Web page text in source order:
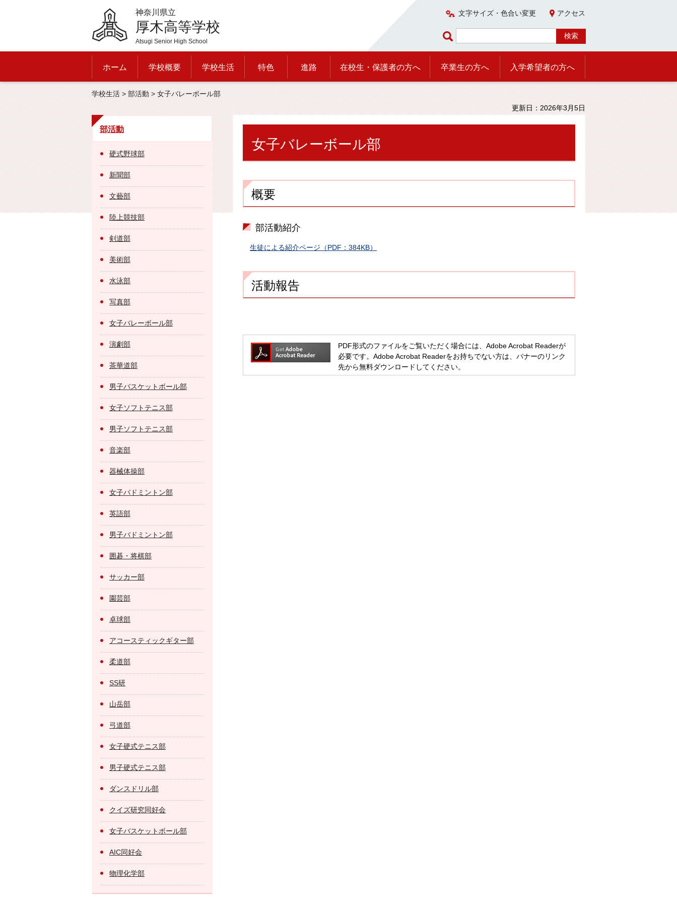
神奈川県立
厚木高等学校
Atsugi Senior High School
文字サイズ・色合い変更 アクセス
ホーム 学校概要 学校生活 特色 進路 在校生・保護者の方へ 卒業生の方へ 入学希望者の方へ
学校生活>部活動> 女子バレーボール部
更新日：2026年3月5日
部活動
硬式野球部
新聞部
文藝部
陸上競技部
剣道部
美術部
水泳部
写真部
女子バレーボール部
演劇部
茶華道部
男子バスケットボール部
女子ソフトテニス部
男子ソフトテニス部
音楽部
器械体操部
女子バドミントン部
英語部
男子バドミントン部
囲碁・将棋部
サッカー部
園芸部
卓球部
アコースティックギター部
柔道部
SS研
山岳部
弓道部
女子硬式テニス部
男子硬式テニス部
ダンスドリル部
クイズ研究同好会
女子バスケットボール部
AIC同好会
物理化学部
女子バレーボール部
概要
部活動紹介
生徒による紹介ページ（PDF：384KB）
活動報告
PDF形式のファイルをご覧いただく場合には、Adobe Acrobat Readerが
必要です。Adobe Acrobat Readerをお持ちでない方は、バナーのリンク
先から無料ダウンロードしてください。